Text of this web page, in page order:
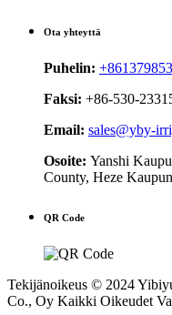
Ota yhteyttä
Puhelin:
Faksi: +86-530-
Email: sales@yby-
Osoite: Yanshi
County, Heze
QR Code
Tekijänoikeus © 2024
Co., Oy Kaikki Oikeudet